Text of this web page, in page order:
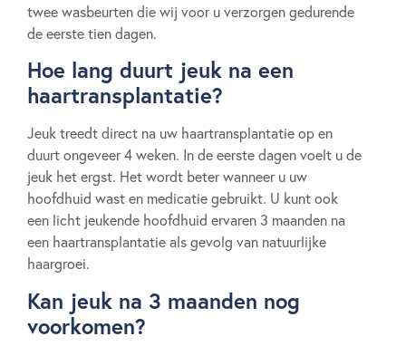
twee wasbeurten die wij voor u verzorgen gedurende
de eerste tien dagen.
Hoe lang duurt jeuk na een
haartransplantatie?
Jeuk treedt direct na uw haartransplantatie op en
duurt ongeveer 4 weken. In de eerste dagen voelt u de
jeuk het ergst. Het wordt beter wanneer u uw
hoofdhuid wast en medicatie gebruikt. U kunt ook
een licht jeukende hoofdhuid ervaren 3 maanden na
een haartransplantatie als gevolg van natuurlijke
haargroei.
Kan jeuk na 3 maanden nog
voorkomen?